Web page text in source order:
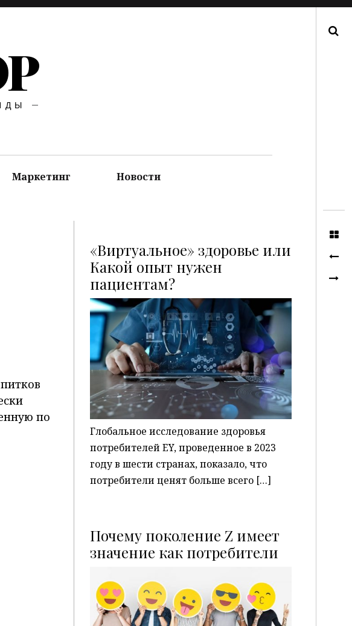
Маркетинг Новости
по
«Виртуальное» здоровье или
Какой опыт нужен
пациентам?P
Глобальное исследование здоровья
потребителей EY, проведенное в 2023
году в шести странах, показало, что
потребители ценят больше всего […]
Почему поколение Z имеет
значение как потребители